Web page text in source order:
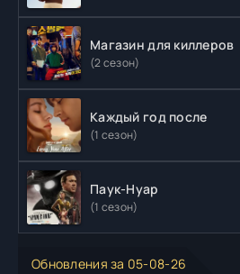
Магазин для киллеров
(2 сезон)
Каждый год после
(1 сезон)
Паук-Нуар
(1 сезон)
Обновления за 05-08-26